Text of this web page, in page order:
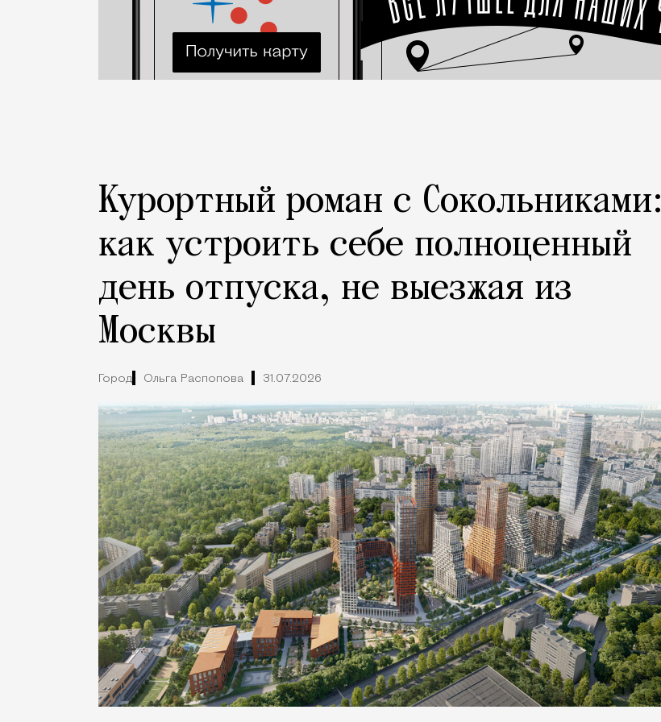
Курортный роман с Сокольниками:
как устроить себе полноценный
день отпуска, не выезжая из
Москвы
Город Ольга Распопова 31.07.2026